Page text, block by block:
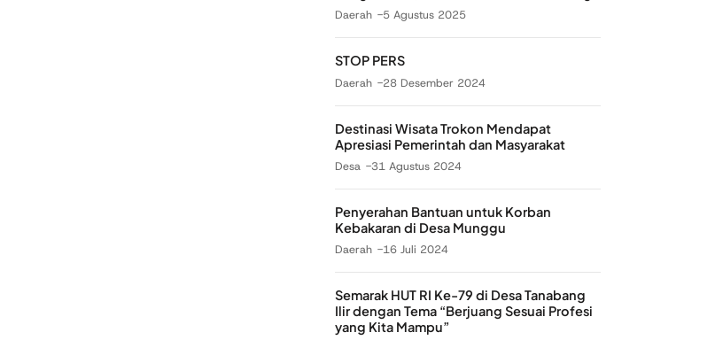
Daerah 5 Agustus 2025
STOP PERS
Daerah 28 Desember 2024
Destinasi Wisata Trokon Mendapat
Apresiasi Pemerintah dan Masyarakat
Desa 31 Agustus 2024
Penyerahan Bantuan untuk Korban
Kebakaran di Desa Munggu
Daerah 16 Juli 2024
Semarak HUT RI Ke-79 di Desa Tanabang
Ilir dengan Tema “Berjuang Sesuai Profesi
yang Kita Mampu”